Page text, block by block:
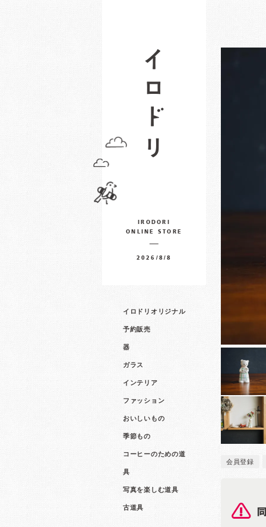
IRODORI
ONLINE STORE
2026/8/8
イロドリオリジナル
予約販売
器
ガラス
インテリア
ファッション
おいしいもの
季節もの
コーヒーのための道
具
写真を楽しむ道具
古道具
会員登録